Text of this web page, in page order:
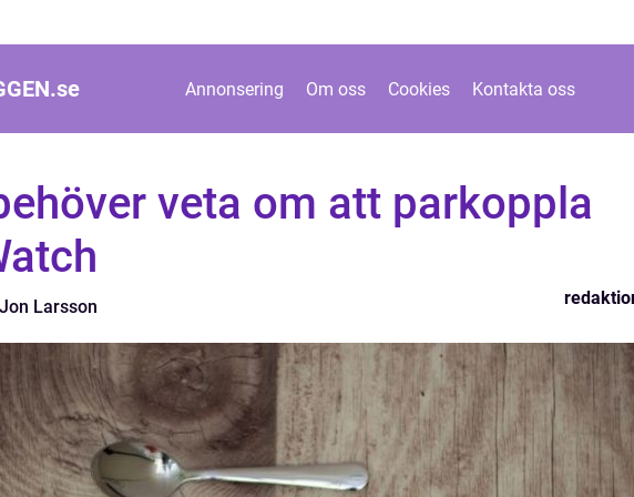
se Annonsering Om oss Cookies Kontakta oss
veta om att parkoppla
Jon Larsson